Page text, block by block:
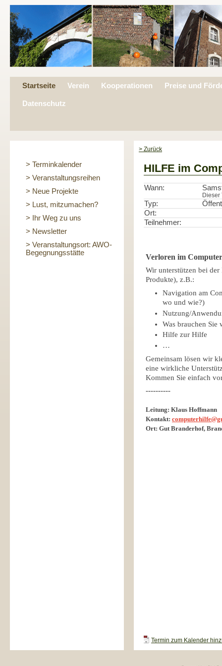
Startseite Verein Kooperationen Preise und
Datenschutz
> Terminkalender
> Veranstaltungsreihen
> Neue Projekte
> Lust, mitzumachen?
> Ihr Weg zu uns
> Newsletter
> Veranstaltungsort: AWO-
Begegnungsstätte
> Zurück
HILFE im
Wann:
Dieser
Typ:
Ort:
Teilnehmer:
Verloren im
Wir unterstützen bei
Produkte), z.B.:
Navigation am
wo und wie?)
Nutzung/
Was brauchen Sie
Hilfe zur Hilfe
…
Gemeinsam lösen wir
eine wirkliche
Kommen Sie einfach
----------
Leitung: Klaus Hoffmann
Kontakt:
Ort: Gut Branderhof,
Termin zum Kalender